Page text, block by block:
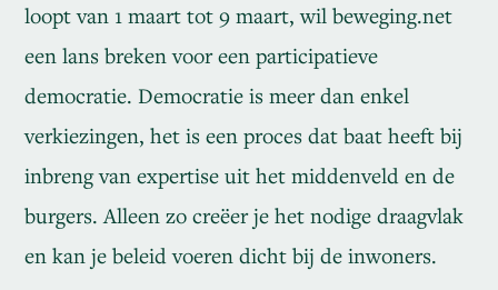
loopt van 1 maart tot 9 maart, wil beweging.net
een lans breken voor een participatieve
democratie. Democratie is meer dan enkel
verkiezingen, het is een proces dat baat heeft bij
inbreng van expertise uit het middenveld en de
burgers. Alleen zo creëer je het nodige draagvlak
en kan je beleid voeren dicht bij de inwoners.